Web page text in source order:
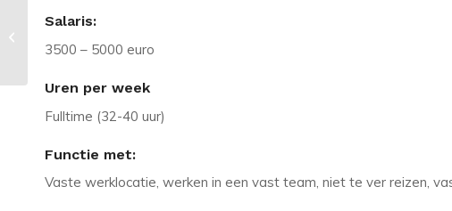
Salaris:
3500 – 5000 euro
Uren per week
Fulltime (32-40 uur)
Functie met:
Vaste werklocatie, werken in een vast team, niet te ver reizen,
Vacature in Amersfoort: Medior
Software Developer | Fullstack .NET